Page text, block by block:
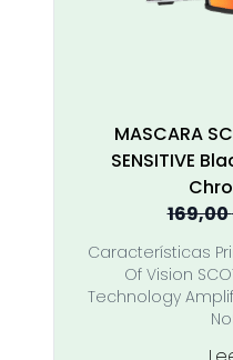
MASCARA
SENSITIVE
169,00
Características
Of Vision
Technology